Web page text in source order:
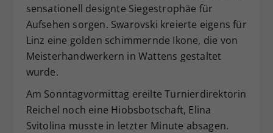
sensationell designte Siegestrophäe für
Aufsehen sorgen. Swarovski kreierte eigens für
Linz eine golden schimmernde Ikone, die von
Meisterhandwerkern in Wattens gestaltet
wurde.
Am Sonntagvormittag ereilte Turnierdirektorin
Reichel noch eine Hiobsbotschaft, Elina
Svitolina musste in letzter Minute absagen.